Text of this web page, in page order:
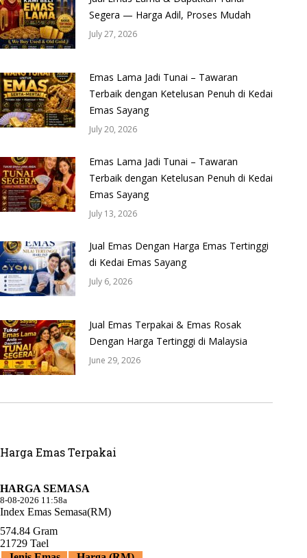
Segera — Harga Adil, Proses Mudah
July 27, 2026
Emas Lama Jadi Tunai – Tawaran
Terbaik dengan Ketelusan Penuh di Kedai
Emas Sayang
July 20, 2026
Emas Lama Jadi Tunai – Tawaran
Terbaik dengan Ketelusan Penuh di Kedai
Emas Sayang
July 13, 2026
Jual Emas Dengan Harga Emas Tertinggi
di Kedai Emas Sayang
July 6, 2026
Jual Emas Terpakai & Emas Rosak
Dengan Harga Tertinggi di Malaysia
June 29, 2026
Harga Emas Terpakai